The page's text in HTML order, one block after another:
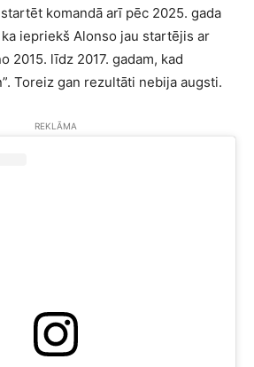
komandā arī pēc 2025. gada
iepriekš Alonso jau startējis ar
2015. līdz 2017. gadam, kad
Toreiz gan rezultāti nebija augsti.
REKLĀMA